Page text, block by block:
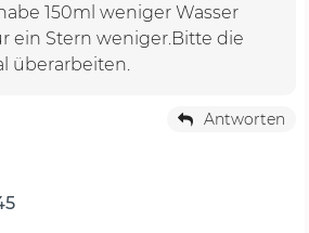
150ml weniger Wasser
ein Stern weniger.Bitte die
überarbeiten.
Antworten